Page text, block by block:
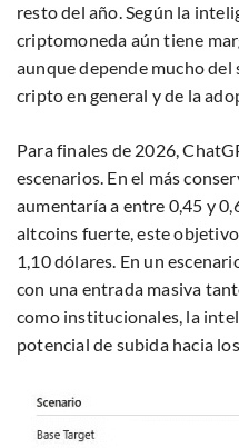
resto del año. Según la
criptomoneda aún tiene
aunque depende mucho
cripto en general y de la
Para finales de 2026,
escenarios. En el más
aumentaría a entre 0,45 y
altcoins fuerte, este
1,10 dólares. En un
con una entrada masiva
como institucionales, la
potencial de subida hacia